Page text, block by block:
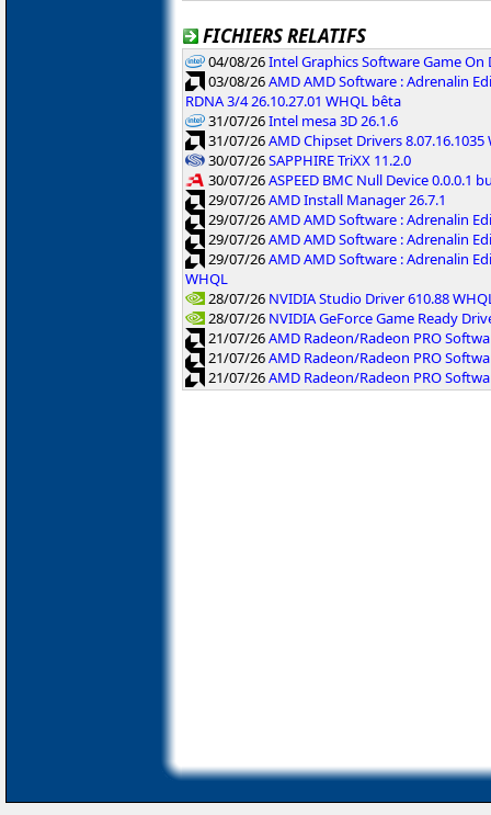
FICHIERS RELATIFS
04/08/26Intel Graphics Software Game On
03/08/26AMD AMD Software : Adrenalin
RDNA 3/4 26.10.27.01 WHQL bêta
31/07/26Intel mesa 3D 26.1.6
31/07/26AMD Chipset Drivers 8.07.16.1035
30/07/26SAPPHIRE TriXX 11.2.0
30/07/26ASPEED BMC Null Device 0.0.0.1
29/07/26AMD Install Manager 26.7.1
29/07/26AMD AMD Software : Adrenalin
29/07/26AMD AMD Software : Adrenalin
29/07/26AMD AMD Software : Adrenalin
WHQL
28/07/26 NVIDIA Studio Driver 610.88
28/07/26 NVIDIA GeForce Game Ready
21/07/26AMD Radeon/Radeon PRO
21/07/26AMD Radeon/Radeon PRO
21/07/26AMD Radeon/Radeon PRO